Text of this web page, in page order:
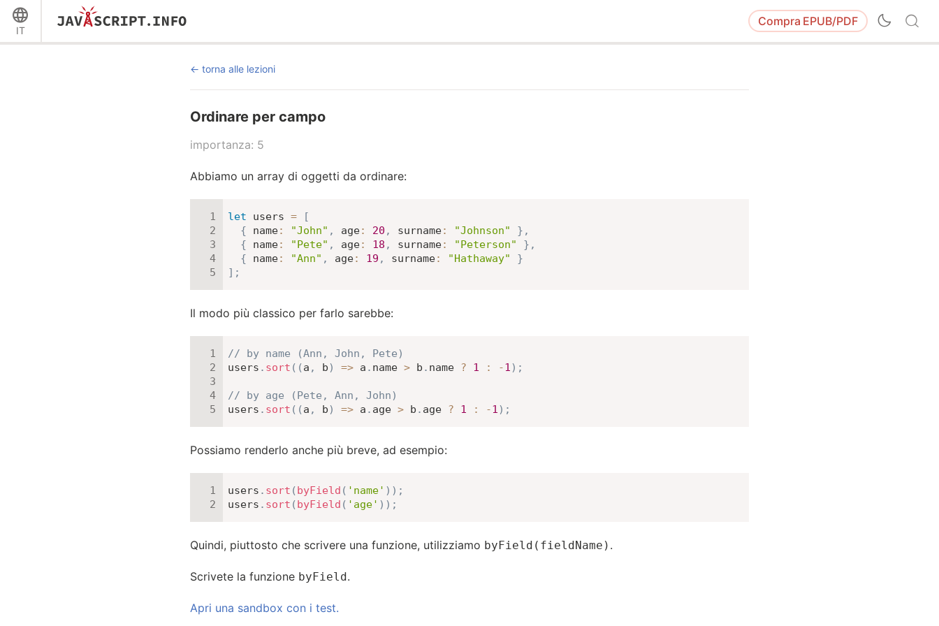
IT
Compra EPUB/PDF
torna alle lezioni
Ordinare per campo
importanza: 5
Abbiamo un array di oggetti da ordinare:
let users =
[
{
name: "John" , age: 20 , surname: "Johnson" } ,
{
name: "Pete" , age: 18 , surname: "Peterson" } ,
{
name: "Ann" , age: 19 , surname: "Hathaway"
}
] ;
Il modo più classico per farlo sarebbe:
// by name (Ann, John, Pete)
users . sort ( (a , b) => a . name > b . name ? 1 : -1) ;
// by age (Pete, Ann, John)
users . sort ( (a , b) => a . age > b . age ? 1 : -1) ;
Possiamo renderlo anche più breve, ad esempio:
users . sort (byField ( 'name' ) ) ;
users . sort (byField ( 'age' ) ) ;
Quindi, piuttosto che scrivere una funzione, utilizziamo byField(fieldName) .
Scrivete la funzione byField.
Apri una sandbox con i test.